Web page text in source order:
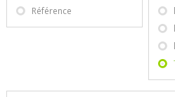
Référence